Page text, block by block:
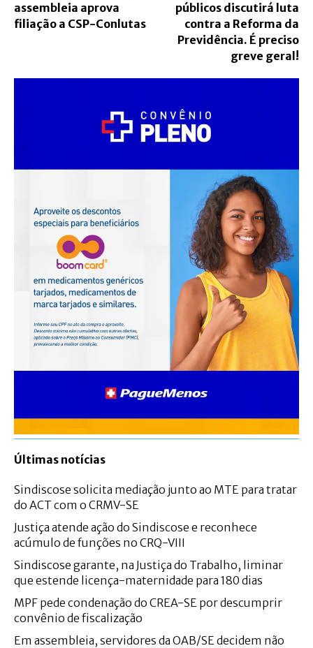
assembleia aprova
filiação a CSP-Conlutas
públicos discutirá luta
contra a Reforma da
Previdência. É preciso
greve geral!
Últimas notícias
Sindiscose solicita mediação junto ao MTE para tratar
do ACT com o CRMV-SE
Justiça atende ação do Sindiscose e reconhece
acúmulo de funções no CRQ-VIII
Sindiscose garante, na Justiça do Trabalho, liminar
que estende licença-maternidade para 180 dias
MPF pede condenação do CREA-SE por descumprir
convênio de fiscalização
Em assembleia, servidores da OAB/SE decidem não